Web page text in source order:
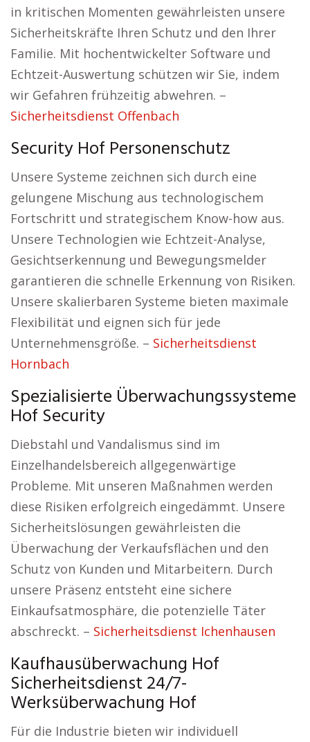
in kritischen Momenten gewährleisten unsere
Sicherheitskräfte Ihren Schutz und den Ihrer
Familie. Mit hochentwickelter Software und
Echtzeit-Auswertung schützen wir Sie, indem
wir Gefahren frühzeitig abwehren. –
Sicherheitsdienst Offenbach
Security Hof Personenschutz
Unsere Systeme zeichnen sich durch eine
gelungene Mischung aus technologischem
Fortschritt und strategischem Know-how aus.
Unsere Technologien wie Echtzeit-Analyse,
Gesichtserkennung und Bewegungsmelder
garantieren die schnelle Erkennung von Risiken.
Unsere skalierbaren Systeme bieten maximale
Flexibilität und eignen sich für jede
Unternehmensgröße. – Sicherheitsdienst
Hornbach
Spezialisierte Überwachungssysteme
Hof Security
Diebstahl und Vandalismus sind im
Einzelhandelsbereich allgegenwärtige
Probleme. Mit unseren Maßnahmen werden
diese Risiken erfolgreich eingedämmt. Unsere
Sicherheitslösungen gewährleisten die
Überwachung der Verkaufsflächen und den
Schutz von Kunden und Mitarbeitern. Durch
unsere Präsenz entsteht eine sichere
Einkaufsatmosphäre, die potenzielle Täter
abschreckt. – Sicherheitsdienst Ichenhausen
Kaufhausüberwachung Hof
Sicherheitsdienst 24/7-
Werksüberwachung Hof
Für die Industrie bieten wir individuell